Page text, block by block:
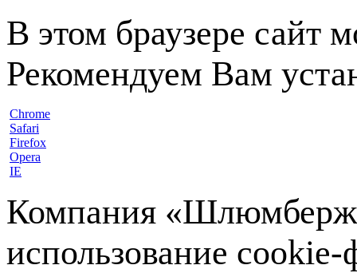
В этом браузере сайт
Рекомендуем Вам
Chrome
Safari
Firefox
Opera
IE
Компания
использование